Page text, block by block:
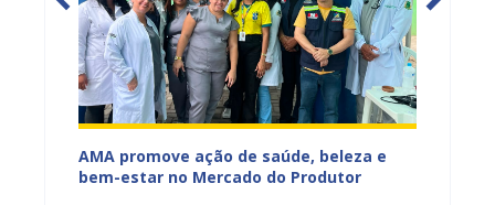
AMA promove ação de saúde, beleza e
bem-estar no Mercado do Produtor